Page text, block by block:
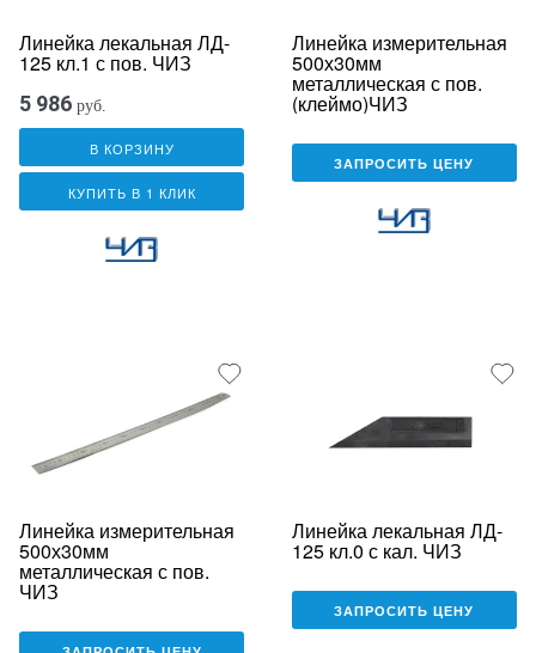
Линейка лекальная ЛД-
125 кл.1 с пов. ЧИЗ
5 986 руб.
В КОРЗИНУ
КУПИТЬ В 1 КЛИК
Линейка измерительная
500х30мм
металлическая с пов.
(клеймо)ЧИЗ
ЗАПРОСИТЬ ЦЕНУ
Линейка измерительная
500х30мм
металлическая с пов.
ЧИЗ
Линейка лекальная ЛД-
125 кл.0 с кал. ЧИЗ
ЗАПРОСИТЬ ЦЕНУ